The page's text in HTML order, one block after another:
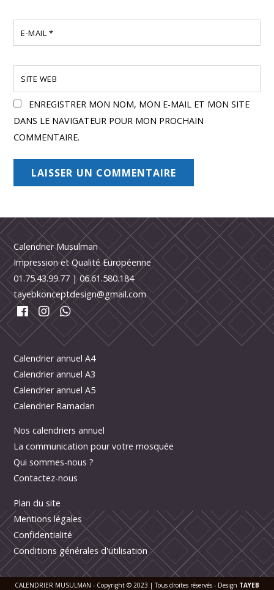
E-MAIL *
SITE WEB
ENREGISTRER MON NOM, MON E-MAIL ET MON SITE
DANS LE NAVIGATEUR POUR MON PROCHAIN
COMMENTAIRE.
Calendrier Musulman
Impression et Qualité Européenne
01.75.43.99.77 |06.61.580.184
tayebkonceptdesign@gmail.com
Calendrier annuel A4
Calendrier annuel A3
Calendrier annuel A5
Calendrier Ramadan
Nos calendriers annuel
La communication pour votre mosquée
Qui sommes-nous ?
Contactez-nous
Plan du site
Mentions légales
Confidentialité
Conditions générales d'utilisation
CALENDRIER MUSULMAN - Copyright © 2023 | Tous droites réservés - Design TAYEB